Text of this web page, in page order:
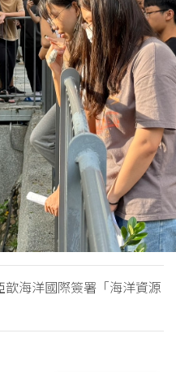
歆海洋國際簽署「海洋資源